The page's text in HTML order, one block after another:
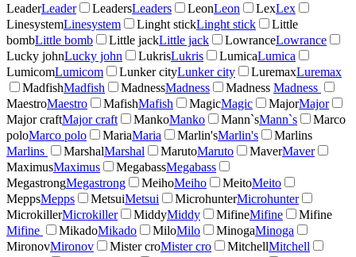
LeaderLeader LeadersLeaders LeonLeon LexLex
LinesystemLinesystem Linght stickLinght stick
Little
bombLittle bomb Little jackLittle jack LowranceLowrance
Lucky johnLucky john LukrisLukris LumicaLumica
LumicomLumicom Lunker cityLunker city LuremaxLuremax
MadfishMadfish MadnessMadness Madness Madness
MaestroMaestro MafishMafish MagicMagic MajorMajor
Major craftMajor craft MankoManko Mann`sMann`s
Marco
poloMarco polo MariaMaria Marlin'sMarlin's
Marlins
Marlins
MarshalMarshal MarutoMaruto MaverMaver
MaximusMaximus MegabassMegabass
MegastrongMegastrong MeihoMeiho MeitoMeito
MeppsMepps MetsuiMetsui MicrohunterMicrohunter
MicrokillerMicrokiller MiddyMiddy MifineMifine
Mifine
Mifine
MikadoMikado MiloMilo MinogaMinoga
MironovMironov Mister croMister cro MitchellMitchell